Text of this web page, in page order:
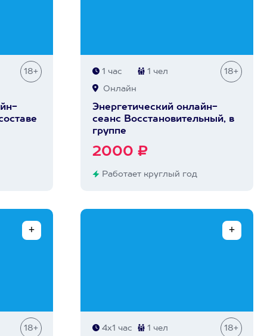
18+ 1 час 1 чел 18+
Онлайн
Энергетический онлайн-
сеанс Восстановительный, в
группе
2000 ₽
Работает круглый год
18+ 4х1 час 1 чел 18+